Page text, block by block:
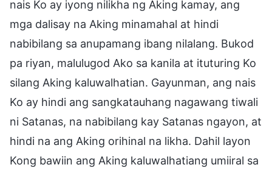
nais Ko ay iyong nilikha ng Aking kamay, ang
mga dalisay na Aking minamahal at hindi
nabibilang sa anupamang ibang nilalang. Bukod
pa riyan, malulugod Ako sa kanila at ituturing Ko
silang Aking kaluwalhatian. Gayunman, ang nais
Ko ay hindi ang sangkatauhang nagawang tiwali
ni Satanas, na nabibilang kay Satanas ngayon, at
hindi na ang Aking orihinal na likha. Dahil layon
Kong bawiin ang Aking kaluwalhatiang umiiral sa